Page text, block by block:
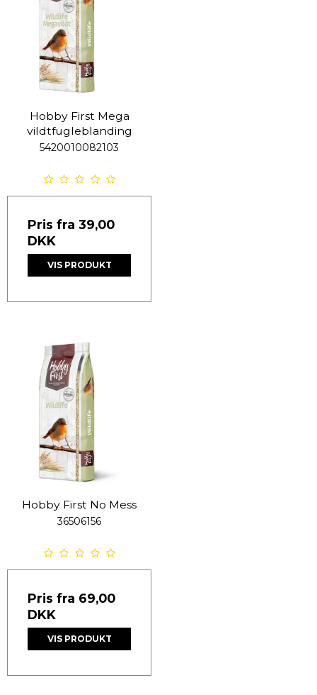
Hobby First Mega
vildtfugleblanding
5420010082103
Pris fra 39,00
DKK
VIS PRODUKT
Hobby First No Mess
36506156
Pris fra 69,00
DKK
VIS PRODUKT